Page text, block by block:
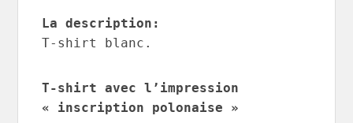
La description:
T-shirt blanc.
T-shirt avec l’impression
« inscription polonaise »